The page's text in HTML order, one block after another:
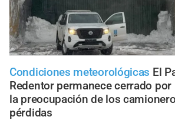
Condiciones meteorológicas El
Redentor permanece cerrado por
la preocupación de los
pérdidas